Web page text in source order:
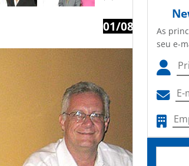
01/08
Next
As
seu e-